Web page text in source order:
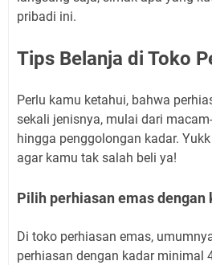
pribadi ini.
Tips Belanja di Toko
Perlu kamu ketahui, bahwa
sekali jenisnya, mulai dari
hingga penggolongan kadar.
agar kamu tak salah beli ya!
Pilih perhiasan emas dengan
Di toko perhiasan emas,
perhiasan dengan kadar minimal